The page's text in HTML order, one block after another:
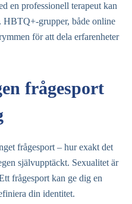
en professionell terapeut kan
HBTQ+-grupper, både online
för att dela erfarenheter
frågesport
frågesport – hur exakt det
självupptäckt. Sexualitet är
frågesport kan ge dig en
din identitet.